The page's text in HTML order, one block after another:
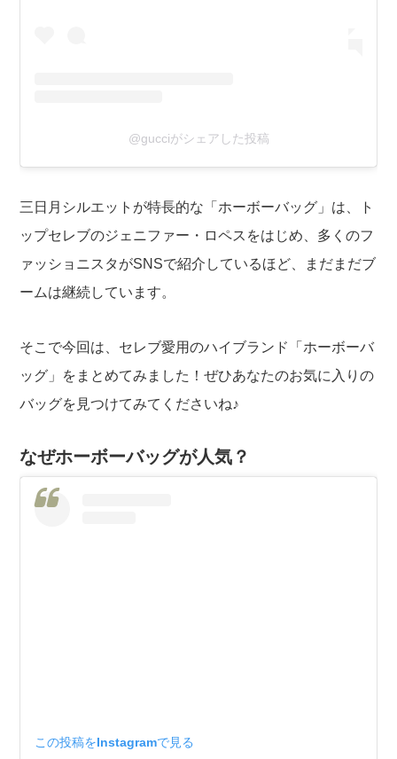
@gucciがシェアした投稿
三日月シルエットが特長的な「ホーボーバッグ」は、ト
ップセレブのジェニファー・ロペスをはじめ、多くのフ
ァッショニスタがSNSで紹介しているほど、まだまだブ
ームは継続しています。
そこで今回は、セレブ愛用のハイブランド「ホーボーバ
ッグ」をまとめてみました！ぜひあなたのお気に入りの
バッグを見つけてみてくださいね♪
なぜホーボーバッグが人気？
この投稿をInstagramで見る